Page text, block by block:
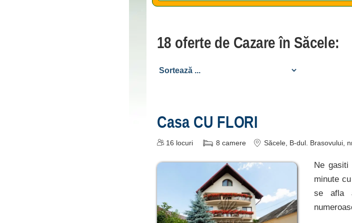
18 oferte de Cazare în Săcele:
Casa CU FLORI
16 locuri 8 camere Săcele , B-dul. Brasovului,
Ne gasiti
minute
se afla